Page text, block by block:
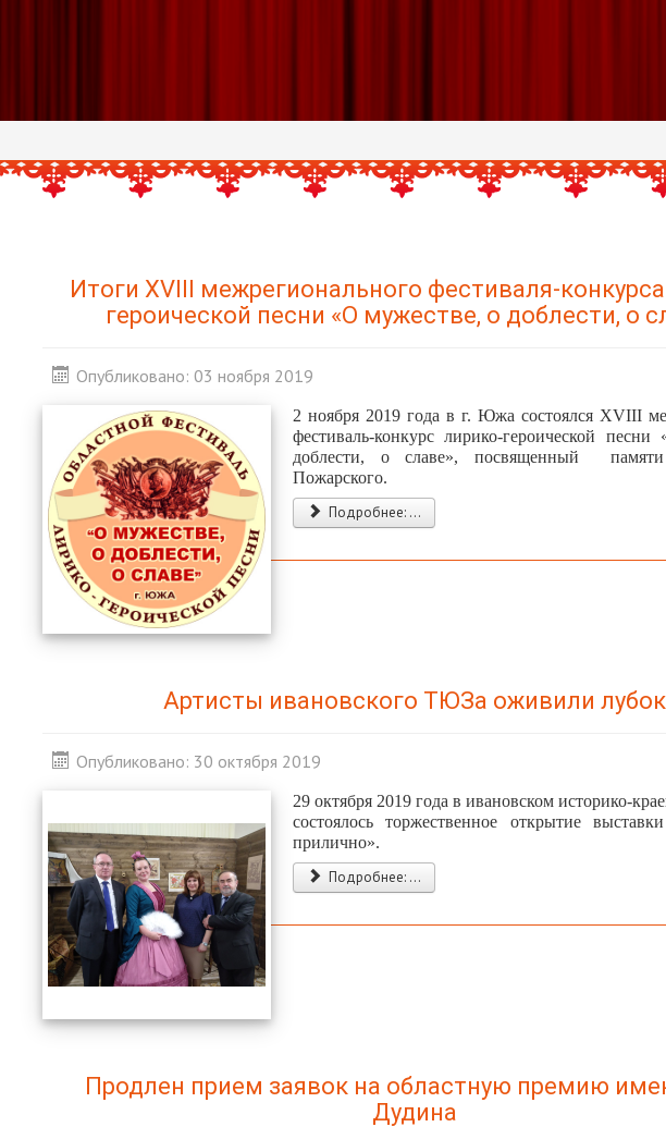
Итоги XVIII межрегионального фестиваля-
героической песни «О мужестве, о доблести, о
Опубликовано: 03 ноября 2019
2 ноября 2019 года в г. Южа состоялся XVIII
фестиваль-конкурс лирико-героической
доблести, о славе», посвященный
Пожарского.
Подробнее: ...
Артисты ивановского ТЮЗа оживили лубок
Опубликовано: 30 октября 2019
29 октября 2019 года в ивановском историко-
состоялось торжественное открытие
прилично».
Подробнее: ...
Продлен прием заявок на областную премию
Дудина